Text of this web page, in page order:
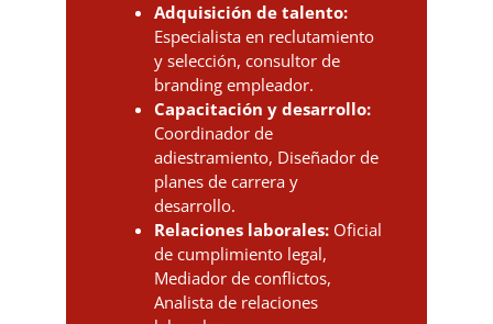
Adquisición de talento:
Especialista en reclutamiento
y selección, consultor de
branding empleador.
Capacitación y desarrollo:
Coordinador de
adiestramiento, Diseñador de
planes de carrera y
desarrollo.
Relaciones laborales: Oficial
de cumplimiento legal,
Mediador de conflictos,
Analista de relaciones